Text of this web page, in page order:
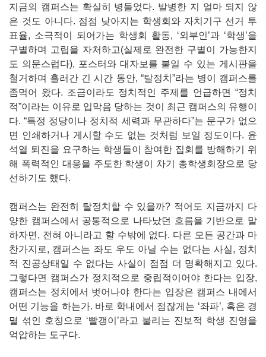
지금의 캠퍼스는 확실히 병들었다. 발병한 지 얼마 되지 않
은 것도 아니다. 점점 낮아지는 학생회와 자치기구 선거 투
표율, 소극적이 되어가는 학생회 활동, ‘외부인’과 ‘학생’을
구별하며 고립을 자처하고(실제로 완전한 구별이 가능한지
도 의문스럽다), 포스터와 대자보를 붙일 수 있는 게시판을
철거하며 흘러간 긴 시간 동안, “탈정치”라는 병이 캠퍼스를
좀먹어 왔다. 조금이라도 정치적인 주제를 언급하면 “정치
적”이라는 이유로 입막음 당하는 것이 최근 캠퍼스의 유행이
다. “특정 정당이나 정치적 세력과 무관하다”는 문구가 없으
면 인쇄하거나 게시할 수도 없는 것처럼 보일 정도이다. 윤
석열 퇴진을 요구하는 학생들이 참여한 집회를 방해하기 위
해 폭력적인 대응을 주도한 학생이 차기 총학생회장으로 당
선하기도 했다.
캠퍼스는 완전히 탈정치할 수 있을까? 적어도 지금까지 다
양한 캠퍼스에서 공통적으로 나타났던 흐름을 기반으로 말
하자면, 전혀 아니라고 할 수밖에 없다. 다른 모든 공간과 마
찬가지로, 캠퍼스는 좌도 우도 아닐 수는 없다는 사실, 정치
적 진공상태일 수 없다는 사실이 점점 더 명확해지고 있다.
그렇다면 캠퍼스가 정치적으로 중립적이어야 한다는 입장,
캠퍼스는 정치에서 벗어나야 한다는 입장은 캠퍼스 내에서
어떤 기능을 하는가. 바로 학내에서 점잖게는 ‘좌파’, 혹은 경
멸 섞인 호칭으로 ‘빨갱이’라고 불리는 진보적 학생 진영을
억압하는 도구다.